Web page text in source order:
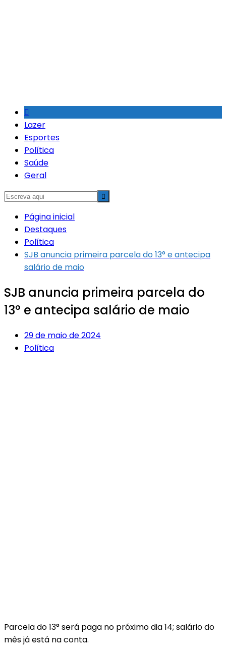
Lazer
Esportes
Política
Saúde
Geral
Página inicial
Destaques
Política
SJB anuncia primeira parcela do 13° e antecipa
salário de maio
SJB anuncia primeira parcela do
13° e antecipa salário de maio
29 de maio de 2024
Política
Parcela do 13° será paga no próximo dia 14; salário do
mês já está na conta.